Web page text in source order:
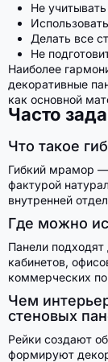
Не
Делать все
Не
Наиболее
декоративные
как основной
Часто
Что такое
Гибкий мрамор
фактурой
внутренней
Где можно
Панели
кабинетов,
коммерческих
Чем
стеновых
Рейки создают
формируют